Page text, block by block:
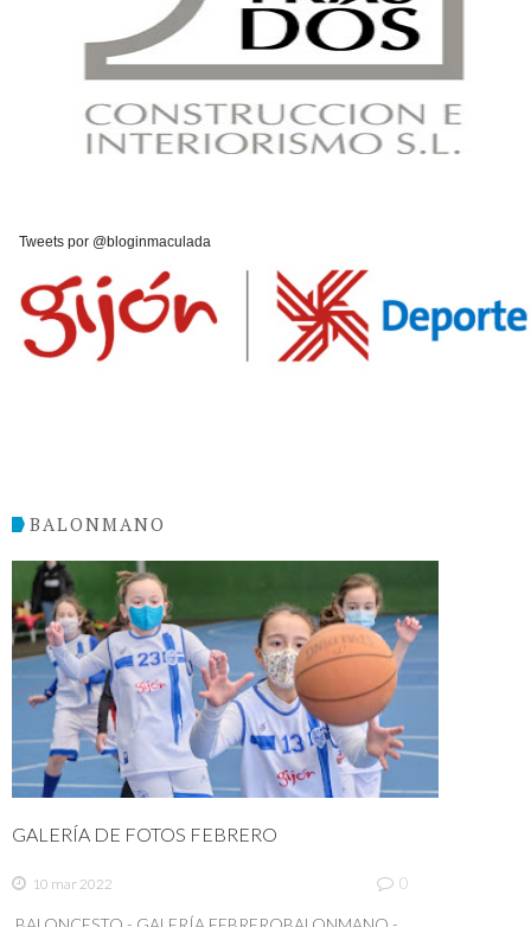
Tweets por @bloginmaculada
BALONMANO
GALERÍA DE FOTOS FEBRERO
10 mar 2022 0